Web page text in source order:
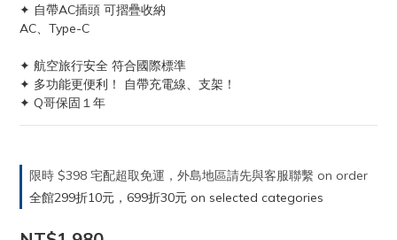
✦ 自帶AC插頭 可摺疊收納
AC、Type-C
✦ 航空旅行安全 符合國際標準
✦ 多功能更便利！ 自帶充電線、支架！
✦ Q哥保固１年
限時 $398 宅配超取免運，外島地區請先與客服聯繫 on order
全館299折10元，699折30元 on selected categories